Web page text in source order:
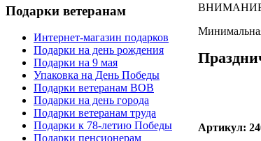
ВНИМАНИЕ!
Артикул:
Подарки ветеранам
Интернет-магазин подарков
Подарки на день рождения
Подарки на 9 мая
Упаковка на День Победы
Подарки ветеранам ВОВ
Подарки на день города
Подарки ветеранам труда
Подарки к 78-летию Победы
Подарки пенсионерам